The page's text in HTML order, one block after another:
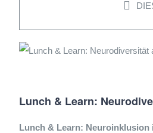
Lunch & Learn:
Lunch & Learn: Neuroinklusion